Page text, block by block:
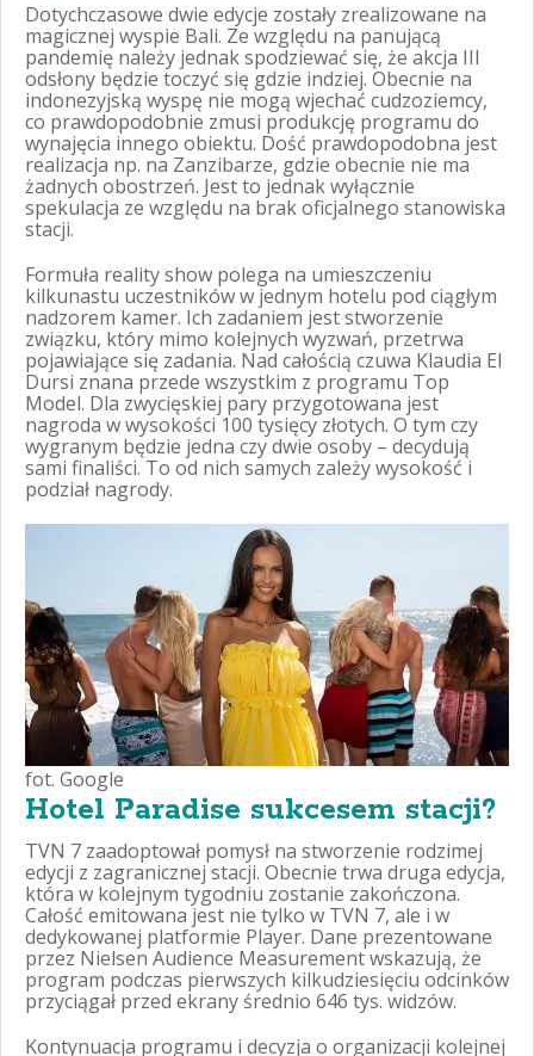
Dotychczasowe dwie edycje zostały zrealizowane na
magicznej wyspie Bali. Ze względu na panującą
pandemię należy jednak spodziewać się, że akcja III
odsłony będzie toczyć się gdzie indziej. Obecnie na
indonezyjską wyspę nie mogą wjechać cudzoziemcy,
co prawdopodobnie zmusi produkcję programu do
wynajęcia innego obiektu. Dość prawdopodobna jest
realizacja np. na Zanzibarze, gdzie obecnie nie ma
żadnych obostrzeń. Jest to jednak wyłącznie
spekulacja ze względu na brak oficjalnego stanowiska
stacji.
Formuła reality show polega na umieszczeniu
kilkunastu uczestników w jednym hotelu pod ciągłym
nadzorem kamer. Ich zadaniem jest stworzenie
związku, który mimo kolejnych wyzwań, przetrwa
pojawiające się zadania. Nad całością czuwa Klaudia El
Dursi znana przede wszystkim z programu Top
Model. Dla zwycięskiej pary przygotowana jest
nagroda w wysokości 100 tysięcy złotych. O tym czy
wygranym będzie jedna czy dwie osoby – decydują
sami finaliści. To od nich samych zależy wysokość i
podział nagrody.
fot. Google
Hotel Paradise sukcesem stacji?
TVN 7 zaadoptował pomysł na stworzenie rodzimej
edycji z zagranicznej stacji. Obecnie trwa druga edycja,
która w kolejnym tygodniu zostanie zakończona.
Całość emitowana jest nie tylko w TVN 7, ale i w
dedykowanej platformie Player. Dane prezentowane
przez Nielsen Audience Measurement wskazują, że
program podczas pierwszych kilkudziesięciu odcinków
przyciągał przed ekrany średnio 646 tys. widzów.
Kontynuacja programu i decyzja o organizacji kolejnej